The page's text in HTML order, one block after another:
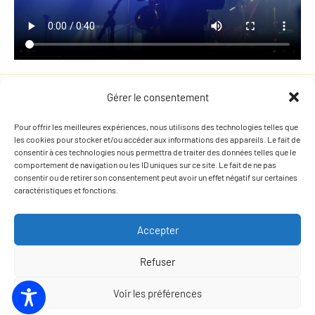
Gérer le consentement
Pour offrir les meilleures expériences, nous utilisons des technologies telles que
les cookies pour stocker et/ou accéder aux informations des appareils. Le fait de
consentir à ces technologies nous permettra de traiter des données telles que le
comportement de navigation ou les ID uniques sur ce site. Le fait de ne pas
consentir ou de retirer son consentement peut avoir un effet négatif sur certaines
caractéristiques et fonctions.
Accepter
Refuser
Voir les préférences
© 2026 Mama Stock Festival
Mentions légales et politique de confidentialité Crédits
Nous contacter
Venir au festival
PMR / PSH
Groupes
FAQ